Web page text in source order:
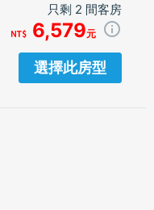
只剩 2 間客房
6,579元
選擇此房型